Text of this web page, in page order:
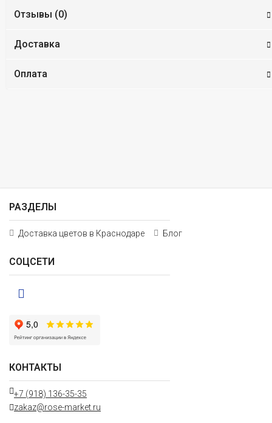
Отзывы (0)
Доставка
Оплата
КОНТАКТЫ
+7 (918) 136-35-35
zakaz@rose-market.ru
РАЗДЕЛЫ
Доставка цветов в Краснодаре Блог
СОЦСЕТИ